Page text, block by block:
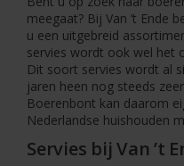
meegaat? Bij Van ’t Ende
u een uitgebreid
servies wordt ook wel het
Dit soort servies wordt al
jaren heen nog steeds
Boerenbont kan daarom
Nederlandse huishouden
Servies bij Van ’t